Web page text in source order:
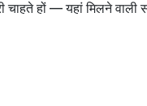
हों — यहां मिलने वाली